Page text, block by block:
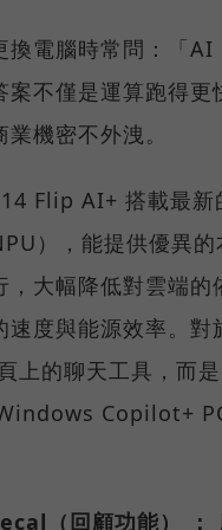
換電腦時常問：「
案不僅是運算跑得
機密不外洩。
Flip AI+ 搭載最
），能提供優異
，大幅降低對雲端
速度與能源效率。對
上的聊天工具，而
Copilot+
（回顧功能） ：